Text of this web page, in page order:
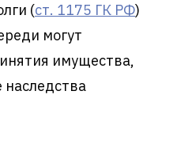
(ст. 1175 ГК РФ)
могут
имущества,